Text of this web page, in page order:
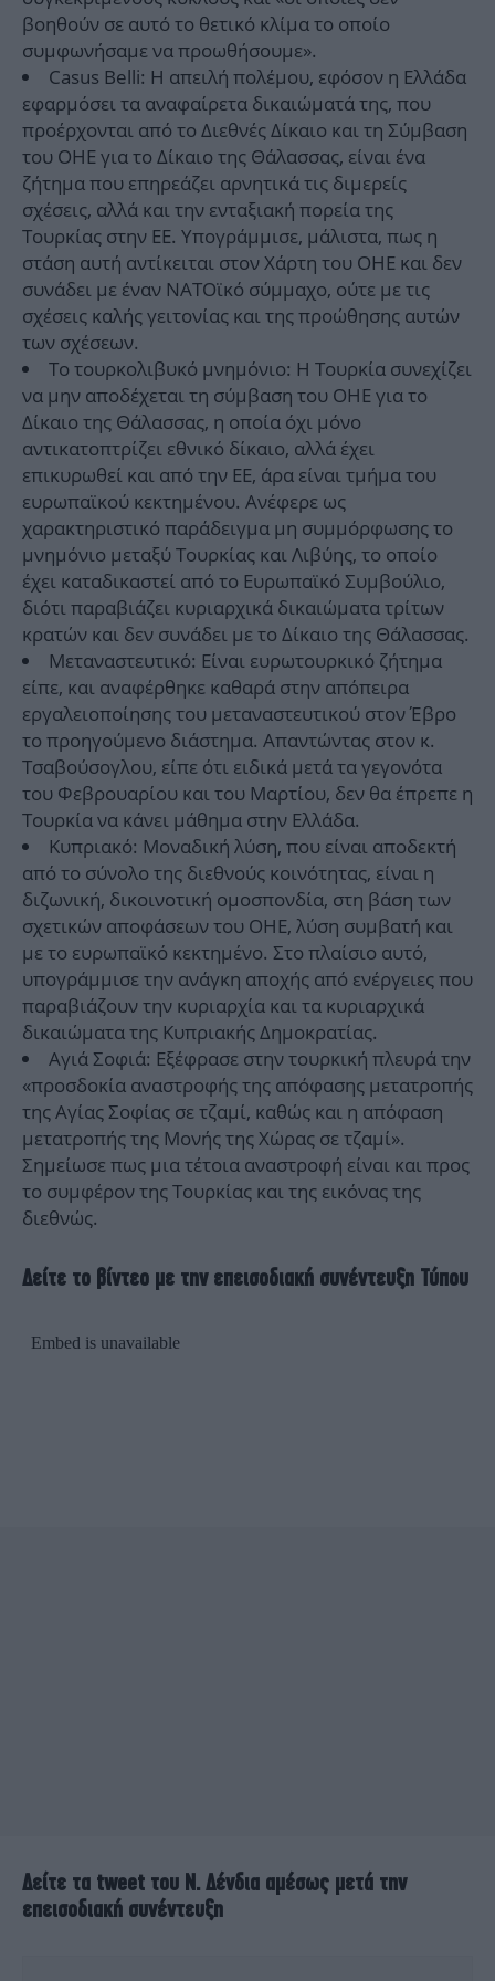
βοηθούν σε αυτό το θετικό κλίμα το οποίο
συμφωνήσαμε να προωθήσουμε».
Casus Belli: Η απειλή πολέμου, εφόσον η Ελλάδα
εφαρμόσει τα αναφαίρετα δικαιώματά της, που
προέρχονται από το Διεθνές Δίκαιο και τη Σύμβαση
του ΟΗΕ για το Δίκαιο της Θάλασσας, είναι ένα
ζήτημα που επηρεάζει αρνητικά τις διμερείς
σχέσεις, αλλά και την ενταξιακή πορεία της
Τουρκίας στην ΕΕ. Υπογράμμισε, μάλιστα, πως η
στάση αυτή αντίκειται στον Χάρτη του ΟΗΕ και δεν
συνάδει με έναν ΝΑΤΟϊκό σύμμαχο, ούτε με τις
σχέσεις καλής γειτονίας και της προώθησης αυτών
των σχέσεων.
Το τουρκολιβυκό μνημόνιο: Η Τουρκία συνεχίζει
να μην αποδέχεται τη σύμβαση του ΟΗΕ για το
Δίκαιο της Θάλασσας, η οποία όχι μόνο
αντικατοπτρίζει εθνικό δίκαιο, αλλά έχει
επικυρωθεί και από την ΕΕ, άρα είναι τμήμα του
ευρωπαϊκού κεκτημένου. Ανέφερε ως
χαρακτηριστικό παράδειγμα μη συμμόρφωσης το
μνημόνιο μεταξύ Τουρκίας και Λιβύης, το οποίο
έχει καταδικαστεί από το Ευρωπαϊκό Συμβούλιο,
διότι παραβιάζει κυριαρχικά δικαιώματα τρίτων
κρατών και δεν συνάδει με το Δίκαιο της Θάλασσας.
Μεταναστευτικό: Είναι ευρωτουρκικό ζήτημα
είπε, και αναφέρθηκε καθαρά στην απόπειρα
εργαλειοποίησης του μεταναστευτικού στον Έβρο
το προηγούμενο διάστημα. Απαντώντας στον κ.
Τσαβούσογλου, είπε ότι ειδικά μετά τα γεγονότα
του Φεβρουαρίου και του Μαρτίου, δεν θα έπρεπε η
Τουρκία να κάνει μάθημα στην Ελλάδα.
Κυπριακό: Μοναδική λύση, που είναι αποδεκτή
από το σύνολο της διεθνούς κοινότητας, είναι η
διζωνική, δικοινοτική ομοσπονδία, στη βάση των
σχετικών αποφάσεων του ΟΗΕ, λύση συμβατή και
με το ευρωπαϊκό κεκτημένο. Στο πλαίσιο αυτό,
υπογράμμισε την ανάγκη αποχής από ενέργειες που
παραβιάζουν την κυριαρχία και τα κυριαρχικά
δικαιώματα της Κυπριακής Δημοκρατίας.
Αγιά Σοφιά: Εξέφρασε στην τουρκική πλευρά την
«προσδοκία αναστροφής της απόφασης μετατροπής
της Αγίας Σοφίας σε τζαμί, καθώς και η απόφαση
μετατροπής της Μονής της Χώρας σε τζαμί».
Σημείωσε πως μια τέτοια αναστροφή είναι και προς
το συμφέρον της Τουρκίας και της εικόνας της
διεθνώς.
Δείτε το βίντεο με την επεισοδιακή συνέντευξη Τύπου
Δείτε τα tweet του Ν. Δένδια αμέσως μετά την
επεισοδιακή συνέντευξη